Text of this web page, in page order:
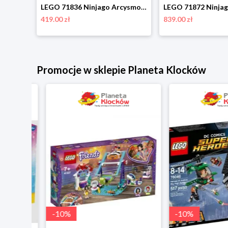
LEGO 71836 Ninjago Arcysmok skupienia Lego
419.00 zł
839.00 zł
Promocje w sklepie Planeta Klocków
10% 10%